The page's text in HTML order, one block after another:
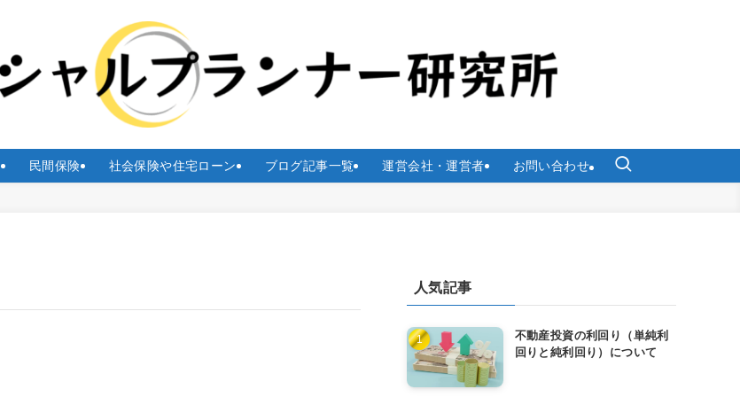
民間保険 社会保険や住宅ローン ブログ記事一覧 運営会社・運営者 お問い合わせ
人気記事
不動産投資の利回り（単純利
回りと純利回り）について